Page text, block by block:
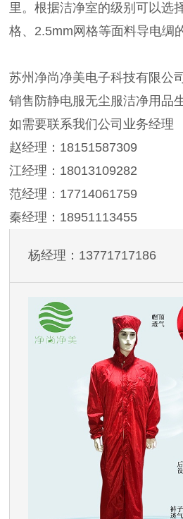
里。根据洁净室的级别可以选
格、2.5mm网格等面料导电绸
苏州净尚净美电子科技有限公
销售防静电服无尘服洁净用品
如需要联系我们公司业务经理
赵经理：18151587309
江经理：18013109282
范经理：17714061759
秦经理：18951113455
杨经理：13771717186